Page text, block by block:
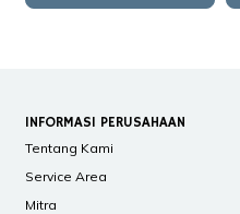
INFORMASI PERUSAHAAN
Tentang Kami
Service Area
Mitra